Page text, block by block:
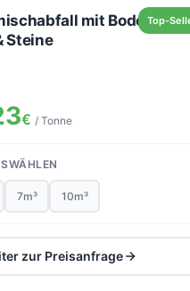
Top-
mit Boden,
Steine
€ / Tonne
7m³ 10m³
zur Preisanfrage